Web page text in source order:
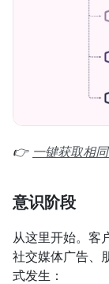
👉 一键获取相
意识阶段
从这里开始。
社交媒体广告、
式发生：